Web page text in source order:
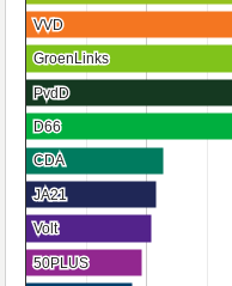
VVD
VVD
GroenLinks
GroenLinks
PvdD
PvdD
D66
D66
CDA
CDA
JA21
JA21
Volt
Volt
50PLUS
50PLUS